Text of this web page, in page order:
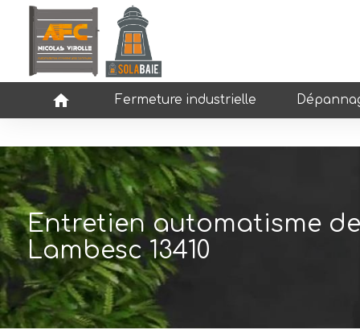
home Fermeture industrielle
Entretien automatisme
Lambesc 13410
Panneau de gestion des cookies